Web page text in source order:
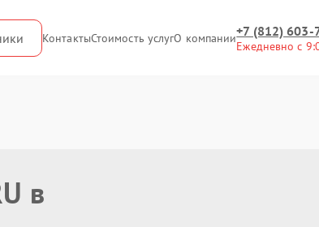
КонтактыСтоимость услугО компании+7 (812) 603-
Ежедневно с
в